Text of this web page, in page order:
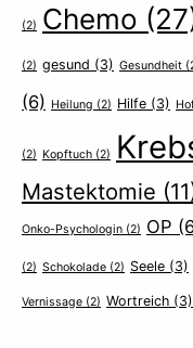
(2) Chemo
(2) gesund (3) Gesundheit
(6) Heilung (2) Hilfe (3)
(2) Kopftuch (2)
Mastektomie
Onko-Psychologin (2) OP
(2) Schokolade (2) Seele (3)
Vernissage (2) Wortreich (3)